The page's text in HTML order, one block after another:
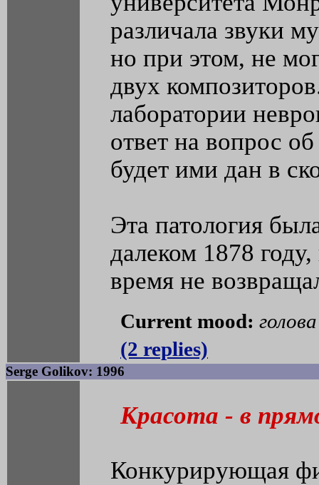
различала звуки
но при этом, не
двух
лаборатории
ответ на вопрос
будет ими дан в
Эта патология
далеком 1878
время не
Current mood:
(2 replies)
Serge Golikov: 1996
Красота - в
Конкурирующая